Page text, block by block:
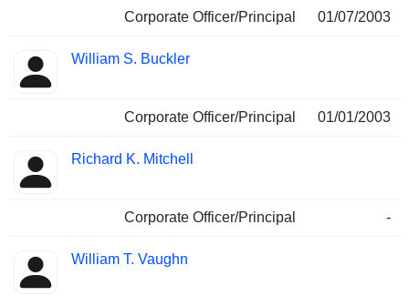
Corporate Officer/Principal 01/07/2003
William S. Buckler
Corporate Officer/Principal 01/01/2003
Richard K. Mitchell
Corporate Officer/Principal -
William T. Vaughn